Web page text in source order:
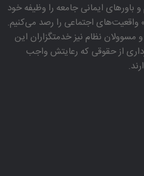
باورهای ایمانی جامعه را وظیفه خود
واقعیت‌های اجتماعی را رصد می‌كنیم.
مسوولان نظام نیز خدمتگزاران این
از حقوقی كه رعایتش واجب